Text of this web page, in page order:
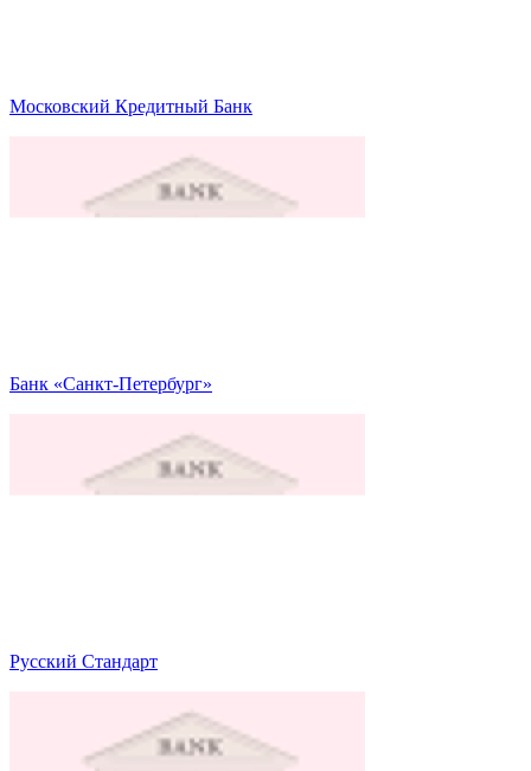
Московский Кредитный Банк
Банк «Санкт-Петербург»
Русский Стандарт